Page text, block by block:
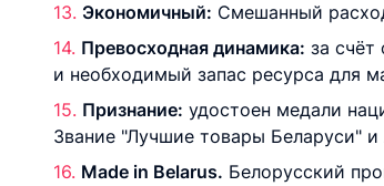
Экономичный: Смешанный
Превосходная динамика: за счёт
и необходимый запас ресурса для
Признание: удостоен медали
Звание "Лучшие товары Беларуси"
Маde in Belarus. Белорусский